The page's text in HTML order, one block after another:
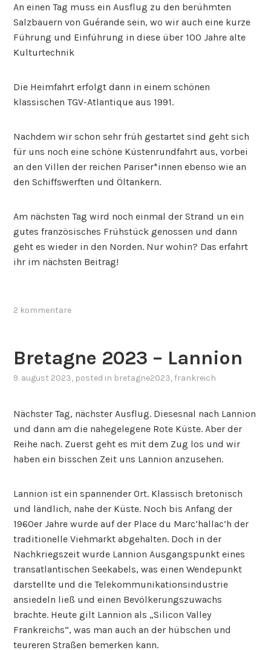
An einen Tag muss ein Ausflug zu den berühmten
Salzbauern von Guérande sein, wo wir auch eine kurze
Führung und Einführung in diese über 100 Jahre alte
Kulturtechnik
Die Heimfahrt erfolgt dann in einem schönen
klassischen TGV-Atlantique aus 1991.
Nachdem wir schon sehr früh gestartet sind geht sich
für uns noch eine schöne Küstenrundfahrt aus, vorbei
an den Villen der reichen Pariser*innen ebenso wie an
den Schiffswerften und Öltankern.
Am nächsten Tag wird noch einmal der Strand un ein
gutes französisches Frühstück genossen und dann
geht es wieder in den Norden. Nur wohin? Das erfahrt
ihr im nächsten Beitrag!
2 kommentare
Bretagne 2023 – Lannion
9. august 2023, posted in bretagne2023, frankreich
Nächster Tag, nächster Ausflug. Diesesnal nach Lannion
und dann am die nahegelegene Rote Küste. Aber der
Reihe nach. Zuerst geht es mit dem Zug los und wir
haben ein bisschen Zeit uns Lannion anzusehen.
Lannion ist ein spannender Ort. Klassisch bretonisch
und ländlich, nahe der Küste. Noch bis Anfang der
1960er Jahre wurde auf der Place du Marc’hallac’h der
traditionelle Viehmarkt abgehalten. Doch in der
Nachkriegszeit wurde Lannion Ausgangspunkt eines
transatlantischen Seekabels, was einen Wendepunkt
darstellte und die Telekommunikationsindustrie
ansiedeln ließ und einen Bevölkerungszuwachs
brachte. Heute gilt Lannion als „Silicon Valley
Frankreichs“, was man auch an der hübschen und
teureren Straßen bemerken kann.